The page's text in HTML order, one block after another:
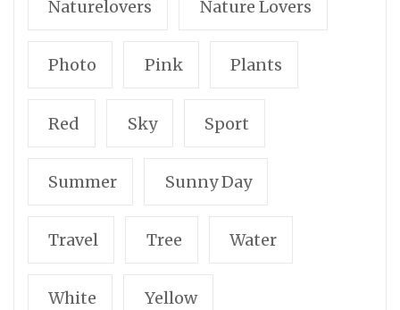
Naturelovers Nature Lovers
Photo Pink Plants
Red Sky Sport
Summer Sunny Day
Travel Tree Water
White Yellow